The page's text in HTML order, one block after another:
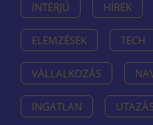
INTERJÚ HÍREK
ELEMZÉSEK TECH
VÁLLALKOZÁS
INGATLAN